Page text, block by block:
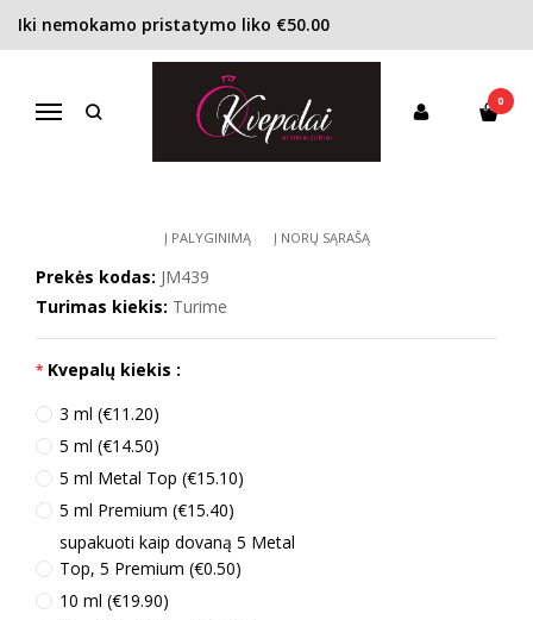
Iki nemokamo pristatymo liko €50.00
Navigacija
0
Pagrindinis KONCENTRACIJA
Odekolonas (EDC)
Jo Malone London Poppy & Barley EDC unisex
JO MALONE LONDON POPPY &
BARLEY EDC UNISEX
Į PALYGINIMĄ Į NORŲ SĄRAŠĄ
Prekės kodas: JM439
Turimas kiekis: Turime
Kvepalų kiekis :
3 ml (€11.20)
5 ml (€14.50)
5 ml Metal Top (€15.10)
5 ml Premium (€15.40)
supakuoti kaip dovaną 5 Metal
Top, 5 Premium (€0.50)
10 ml (€19.90)